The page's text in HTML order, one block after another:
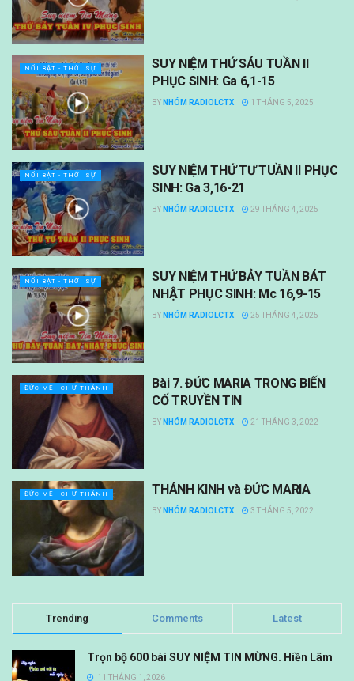
NỔI BẬT - THỜI SỰ
SUY NIỆM THỨ SÁU TUẦN II
PHỤC SINH: Ga 6,1-15
BY NHÓM RADIOLCTX 1 THÁNG 5, 2025
NỔI BẬT - THỜI SỰ
SUY NIỆM THỨ TƯ TUẦN II PHỤC
SINH: Ga 3,16-21
BY NHÓM RADIOLCTX 29 THÁNG 4, 2025
NỔI BẬT - THỜI SỰ
SUY NIỆM THỨ BẢY TUẦN BÁT
NHẬT PHỤC SINH: Mc 16,9-15
BY NHÓM RADIOLCTX 25 THÁNG 4, 2025
ĐỨC MẸ - CHƯ THÁNH
Bài 7. ĐỨC MARIA TRONG BIẾN
CỐ TRUYỀN TIN
BY NHÓM RADIOLCTX 21 THÁNG 3, 2022
ĐỨC MẸ - CHƯ THÁNH THÁNH KINH và ĐỨC MARIA
BY NHÓM RADIOLCTX 3 THÁNG 5, 2022
Trending Comments Latest
Trọn bộ 600 bài SUY NIỆM TIN MỪNG. Hiền Lâm
11 THÁNG 1, 2026